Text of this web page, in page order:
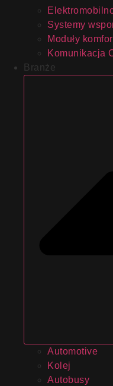
Systemy
Moduły
Komunikacja
Branże
Automotive
Kolej
Autobusy